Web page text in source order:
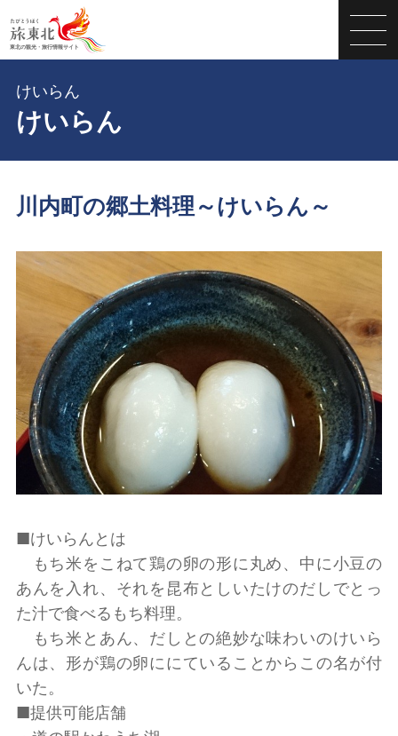
けいらん
けいらん
川内町の郷土料理～けいらん～
■けいらんとは
もち米をこねて鶏の卵の形に丸め、中に小豆の
あんを入れ、それを昆布としいたけのだしでとっ
た汁で食べるもち料理。
もち米とあん、だしとの絶妙な味わいのけいら
んは、形が鶏の卵ににていることからこの名が付
いた。
■提供可能店舗